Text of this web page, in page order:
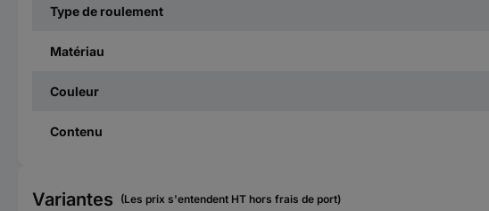
Type de roulement
Matériau
Couleur
Contenu
Variantes (Les prix s'entendent HT hors frais de port)